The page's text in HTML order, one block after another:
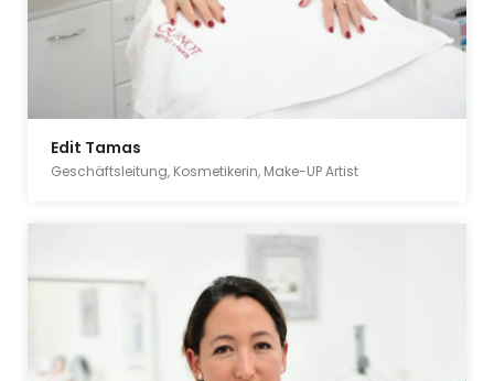
Edit Tamas
Geschäftsleitung, Kosmetikerin, Make-UP Artist